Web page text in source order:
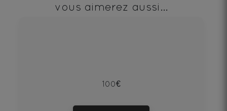
vous aimerez aussi...
100€